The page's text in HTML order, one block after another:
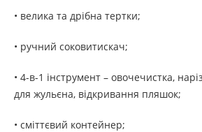
• велика та дрібна тертки;
• ручний соковитискач;
• 4-в-1 інструмент – овочечистка,
для жульєна, відкривання пляшок;
• сміттєвий контейнер;